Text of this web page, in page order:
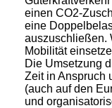
einen CO2-
eine
auszuschließen.
Mobilität
Die Umsetzung
Zeit in Anspruch
(auch auf den
und